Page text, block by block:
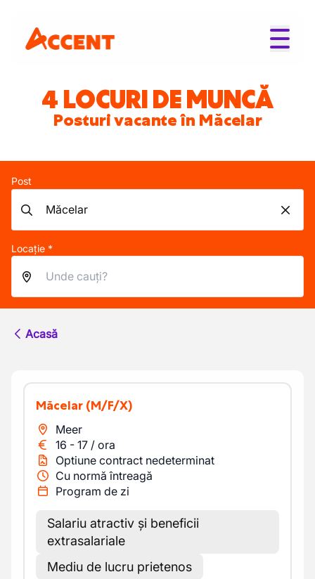
4 LOCURI DE MUNCĂ
Posturi vacante în Măcelar
Post
Locație *
Acasă
Măcelar (M/F/X)
Meer
16 - 17 / ora
Optiune contract nedeterminat
Cu normă întreagă
Program de zi
Salariu atractiv și beneficii
extrasalariale
Mediu de lucru prietenos